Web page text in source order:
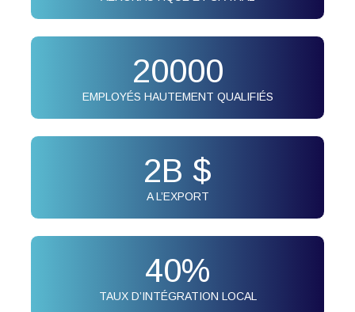
20000
EMPLOYÉS HAUTEMENT QUALIFIÉS
2B $
A L’EXPORT
40%
TAUX D’INTÉGRATION LOCAL